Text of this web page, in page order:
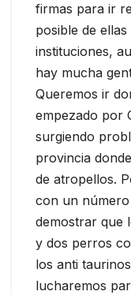
firmas para ir
posible de
instituciones,
hay mucha
Queremos ir
empezado por
surgiendo
provincia
de atropellos.
con un
demostrar que
y dos perros
los anti
lucharemos